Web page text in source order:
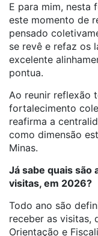
E para mim, nesta
este momento de
pensado
se revê e refaz os
excelente
pontua.
Ao reunir reflexão
fortalecimento
reafirma a
como dimensão
Minas.
Já sabe quais são
visitas, em 2026?
Todo ano são
receber as visitas,
Orientação e